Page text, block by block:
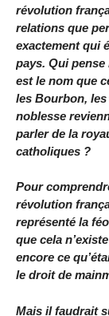
révolution
relations que
exactement qui
pays. Qui
est le nom que
les Bourbon,
noblesse
parler de la
catholiques ?
Pour
révolution
représenté la
que cela
encore ce
le droit de
Mais il faudrait